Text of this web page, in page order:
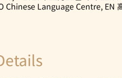
Chinese Language Centre, EN